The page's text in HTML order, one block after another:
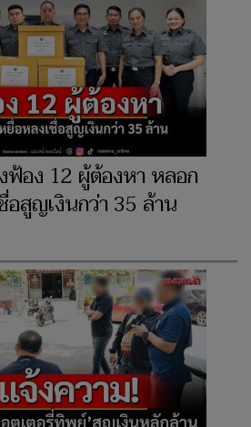
ฟ้อง 12 ผู้ต้องหา หลอก
สูญเงินกว่า 35 ล้าน